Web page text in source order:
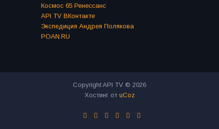
Космос 65 Ренессанс
API TV ВКонтакте
Экспедиция Андрея Полякова
POAN.RU
Copyright API TV © 2026
Хостинг от uCoz